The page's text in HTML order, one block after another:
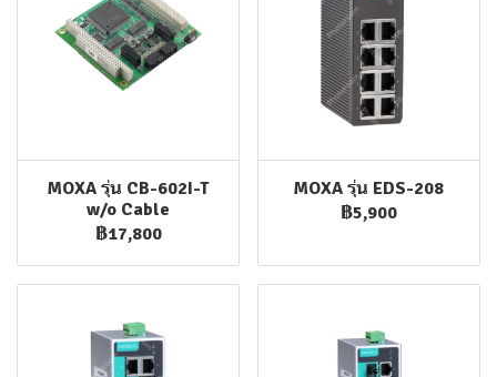
MOXA รุ่น CB-602I-T
w/o Cable
฿17,800
MOXA รุ่น EDS-208
฿5,900